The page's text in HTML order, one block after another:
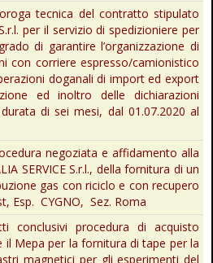
tecnica del contratto stipulato
per il servizio di spedizioniere per
di garantire l’organizzazione di
con corriere espresso/camionistico
doganali di import ed export
ed inoltro delle dichiarazioni
di sei mesi, dal 01.07.2020 al
negoziata e affidamento alla
SERVICE S.r.l., della fornitura di un
gas con riciclo e con recupero
Esp. CYGNO, Sez. Roma
conclusivi procedura di acquisto
il Mepa per la fornitura di tape per la
magnetici per gli esperimenti del